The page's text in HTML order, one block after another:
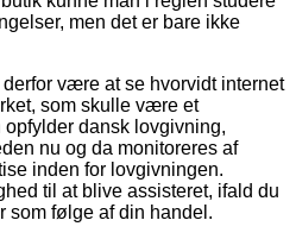
men det er bare ikke
være at se hvorvidt internet
som skulle være et
dansk lovgivning,
nu og da monitoreres af
inden for lovgivningen.
til at blive assisteret, ifald du
som følge af din handel.